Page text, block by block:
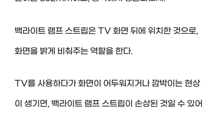
백라이트 램프 스트립은 TV 화면 뒤에 위치한 것으로,
화면을 밝게 비춰주는 역할을 한다.
TV를 사용하다가 화면이 어두워지거나 깜박이는 현상
이 생기면, 백라이트 램프 스트립이 손상된 것일 수 있어